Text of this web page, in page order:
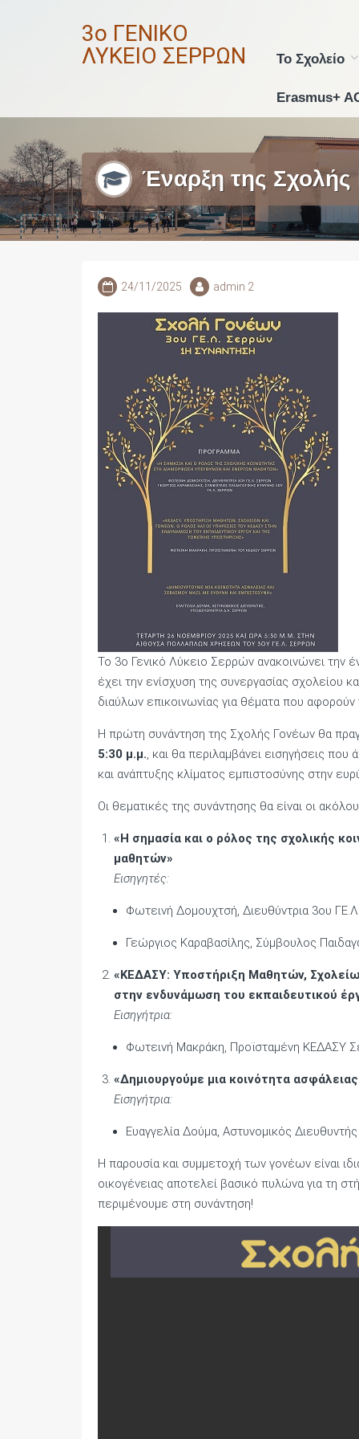
3ο ΓΕΝΙΚΟ
ΛΥΚΕΙΟ ΣΕΡΡΩΝ
Το Σχολείο
Erasmus+
Έναρξη της
24/11/2025 admin 2
Το 3ο Γενικό Λύκειο Σερρών ανακοινώνει την
έχει την ενίσχυση της συνεργασίας σχολείου
διαύλων επικοινωνίας για θέματα που αφορούν
Η πρώτη συνάντηση της Σχολής Γονέων θα
5:30 μ.μ., και θα περιλαμβάνει εισηγήσεις
και ανάπτυξης κλίματος εμπιστοσύνης στην
Οι θεματικές της συνάντησης θα είναι οι
«Η σημασία και ο ρόλος της σχολικής
μαθητών»
Εισηγητές:
Φωτεινή Δομουχτσή, Διευθύντρια 3ου
Γεώργιος Καραβασίλης, Σύμβουλος
«ΚΕΔΑΣΥ: Υποστήριξη Μαθητών,
στην ενδυνάμωση του εκπαιδευτικού
Εισηγήτρια:
Φωτεινή Μακράκη, Προϊσταμένη ΚΕΔΑΣΥ
«Δημιουργούμε μια κοινότητα
Εισηγήτρια:
Ευαγγελία Δούμα, Αστυνομικός
Η παρουσία και συμμετοχή των γονέων είναι
οικογένειας αποτελεί βασικό πυλώνα για τη
περιμένουμε στη συνάντηση!